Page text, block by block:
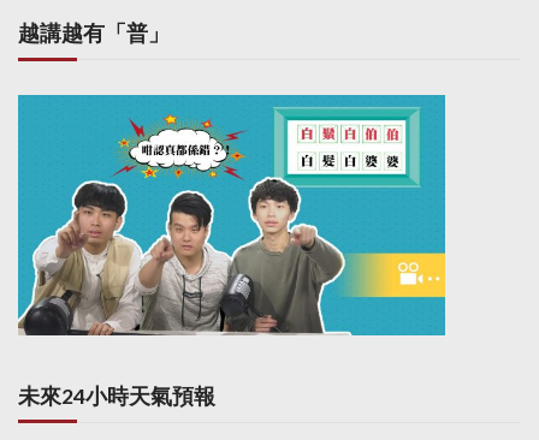
越講越有「普」
未來24小時天氣預報